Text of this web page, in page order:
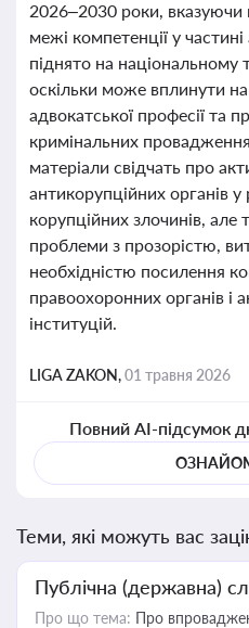
2026–2030 роки, вказуючи
межі компетенції у
піднято на національному
оскільки може вплинути
адвокатської професії та
кримінальних
матеріали свідчать про
антикорупційних органів у
корупційних злочинів, але
проблеми з прозорістю,
необхідністю посилення
правоохоронних органів і
інституцій.
LIGA ZAKON,01 травня 2026
Повний AI-підсумок
Теми, які можуть вас
Публічна (державна)
Про що тема: Про